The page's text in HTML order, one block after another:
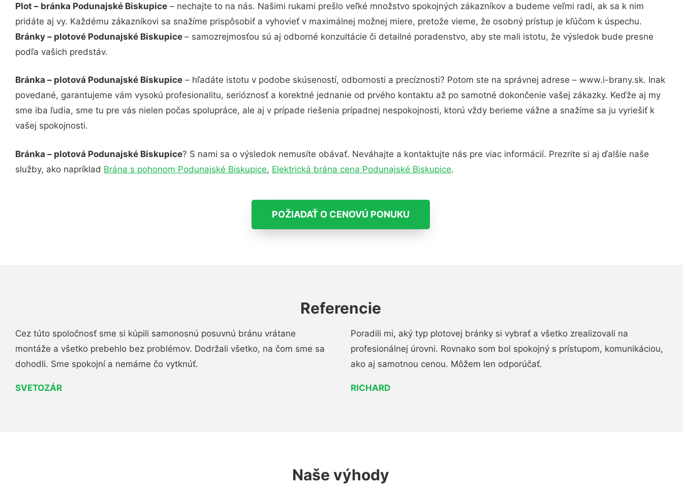
Plot – bránka Podunajské Biskupice – nechajte to na nás. Našimi rukami prešlo veľké množstvo spokojných zákazníkov a budeme veľmi radi, ak sa k nim
pridáte aj vy. Každému zákazníkovi sa snažíme prispôsobiť a vyhovieť v maximálnej možnej miere, pretože vieme, že osobný prístup je kľúčom k úspechu.
Bránky – plotové Podunajské Biskupice – samozrejmosťou sú aj odborné konzultácie či detailné poradenstvo, aby ste mali istotu, že výsledok bude presne
podľa vašich predstáv.
Bránka – plotová Podunajské Biskupice – hľadáte istotu v podobe skúseností, odbornosti a precíznosti? Potom ste na správnej adrese – www.i-brany.sk. Inak
povedané, garantujeme vám vysokú profesionalitu, serióznosť a korektné jednanie od prvého kontaktu až po samotné dokončenie vašej zákazky. Keďže aj my
sme iba ľudia, sme tu pre vás nielen počas spolupráce, ale aj v prípade riešenia prípadnej nespokojnosti, ktorú vždy berieme vážne a snažíme sa ju vyriešiť k
vašej spokojnosti.
Bránka – plotová Podunajské Biskupice? S nami sa o výsledok nemusíte obávať. Neváhajte a kontaktujte nás pre viac informácií. Prezrite si aj ďalšie naše
služby, ako napríklad Brána s pohonom Podunajské Biskupice, Elektrická brána cena Podunajské Biskupice.
POŽIADAŤ O CENOVÚ PONUKU
Referencie
Cez túto spoločnosť sme si kúpili samonosnú posuvnú bránu vrátane
montáže a všetko prebehlo bez problémov. Dodržali všetko, na čom sme sa
dohodli. Sme spokojní a nemáme čo vytknúť.
SVETOZÁR
Poradili mi, aký typ plotovej bránky si vybrať a všetko zrealizovali na
profesionálnej úrovni. Rovnako som bol spokojný s prístupom, komunikáciou,
ako aj samotnou cenou. Môžem len odporúčať.
RICHARD
Naše výhody